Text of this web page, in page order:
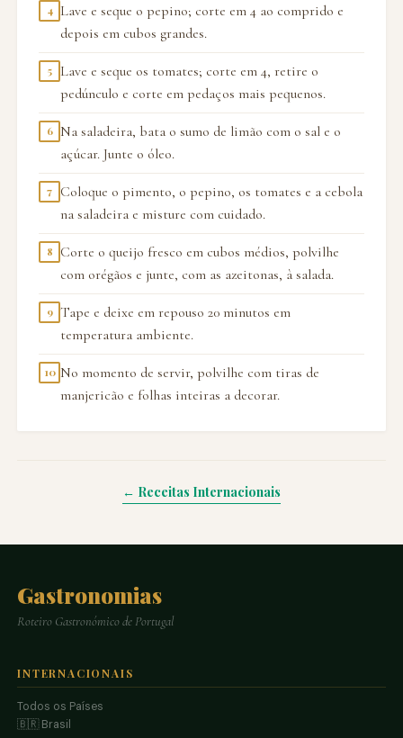
4
Lave e seque o pepino; corte em 4 ao comprido e
depois em cubos grandes.
5
Lave e seque os tomates; corte em 4, retire o
pedúnculo e corte em pedaços mais pequenos.
6
Na saladeira, bata o sumo de limão com o sal e o
açúcar. Junte o óleo.
7
Coloque o pimento, o pepino, os tomates e a cebola
na saladeira e misture com cuidado.
8
Corte o queijo fresco em cubos médios, polvilhe
com orégãos e junte, com as azeitonas, à salada.
9 Tape e deixe em repouso 20 minutos em
temperatura ambiente.
10 No momento de servir, polvilhe com tiras de
manjericão e folhas inteiras a decorar.
← Receitas Internacionais
Gastronomias
Roteiro Gastronómico de Portugal
INTERNACIONAIS
Todos os Países
🇧🇷 Brasil